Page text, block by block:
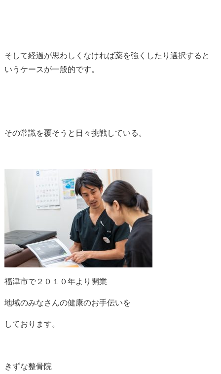
そして経過が思わしくなければ薬を強くしたり選択すると
いうケースが一般的です。
その常識を覆そうと日々挑戦している。
福津市で２０１０年より開業
地域のみなさんの健康のお手伝いを
しております。
きずな整骨院